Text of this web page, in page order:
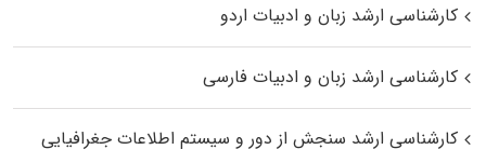
کارشناسی ارشد زبان و ادبیات اردو
کارشناسی ارشد زبان و ادبیات فارسی
کارشناسی ارشد سنجش از دور و سیستم اطلاعات جغرافیایی